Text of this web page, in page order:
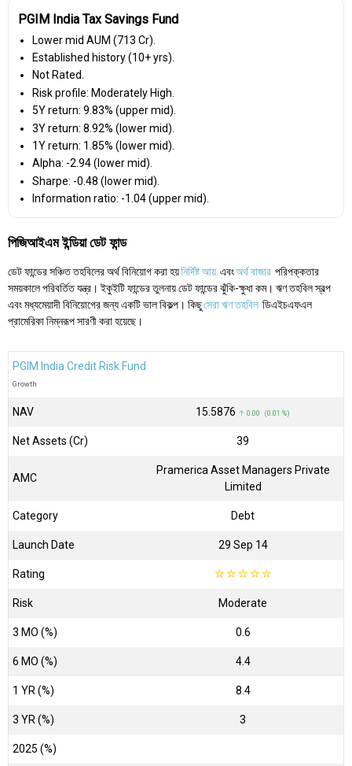
PGIM India Tax Savings Fund
Lower mid AUM (₹713 Cr).
Established history (10+ yrs).
Not Rated.
Risk profile: Moderately High.
5Y return: 9.83% (upper mid).
3Y return: 8.92% (lower mid).
1Y return: 1.85% (lower mid).
Alpha: -2.94 (lower mid).
Sharpe: -0.48 (lower mid).
Information ratio: -1.04 (upper mid).
পিজিআইএম ইন্ডিয়া ডেট ফান্ড
ডেট ফান্ডের সঞ্চিত তহবিলের অর্থ বিনিয়োগ করা হয়নির্দিষ্ট আয় এবংঅর্থ বাজার পরিপক্কতার
সময়কালে পরিবর্তিত যন্ত্র। ইকুইটি ফান্ডের তুলনায় ডেট ফান্ডের ঝুঁকি-ক্ষুধা কম। ঋণ তহবিল স্বল্প
এবং মধ্যমেয়াদী বিনিয়োগের জন্য একটি ভাল বিকল্প। কিছুসেরা ঋণ তহবিল ডিএইচএফএল
প্রামেরিকা নিম্নরূপ সারণী করা হয়েছে।
PGIM India Credit Risk Fund
Growth
NAV ₹15.5876 ↑ 0.00 (0.01 %)
Net Assets (Cr) ₹39
AMC
Pramerica Asset Managers Private
Limited
Category Debt
Launch Date 29 Sep 14
Rating ☆☆☆☆☆
Risk Moderate
3 MO (%) 0.6
6 MO (%) 4.4
1 YR (%) 8.4
3 YR (%) 3
2025 (%)